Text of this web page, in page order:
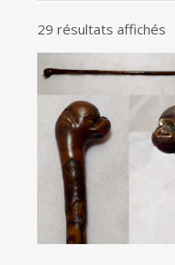
29 résultats affichés